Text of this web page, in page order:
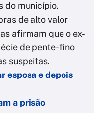
do município.
de alto valor
afirmam que o ex-
de pente-fino
suspeitas.
esposa e depois
a prisão